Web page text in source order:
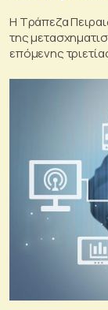
Η Τράπεζα
της
επόμενης